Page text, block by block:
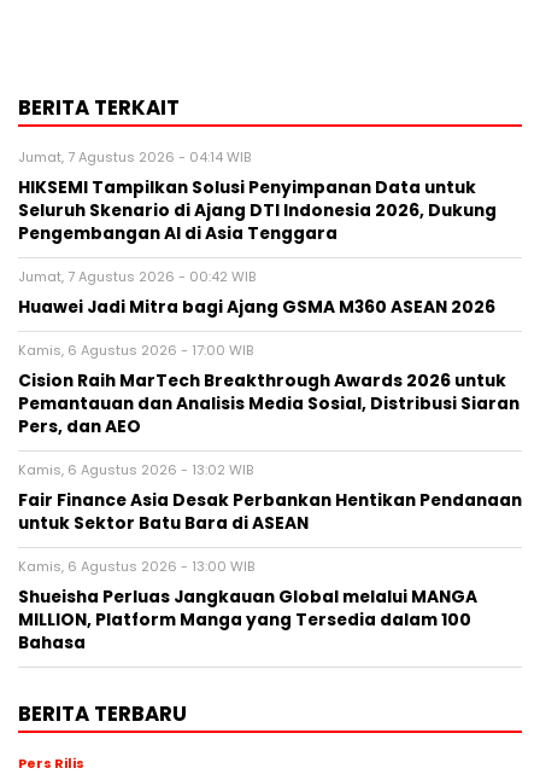
BERITA TERKAIT
Jumat, 7 Agustus 2026 - 04:14 WIB
HIKSEMI Tampilkan Solusi Penyimpanan Data untuk
Seluruh Skenario di Ajang DTI Indonesia 2026, Dukung
Pengembangan AI di Asia Tenggara
Jumat, 7 Agustus 2026 - 00:42 WIB
Huawei Jadi Mitra bagi Ajang GSMA M360 ASEAN 2026
Kamis, 6 Agustus 2026 - 17:00 WIB
Cision Raih MarTech Breakthrough Awards 2026 untuk
Pemantauan dan Analisis Media Sosial, Distribusi Siaran
Pers, dan AEO
Kamis, 6 Agustus 2026 - 13:02 WIB
Fair Finance Asia Desak Perbankan Hentikan Pendanaan
untuk Sektor Batu Bara di ASEAN
Kamis, 6 Agustus 2026 - 13:00 WIB
Shueisha Perluas Jangkauan Global melalui MANGA
MILLION, Platform Manga yang Tersedia dalam 100
Bahasa
BERITA TERBARU
Pers Rilis